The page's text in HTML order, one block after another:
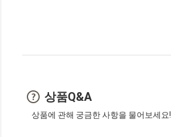
상품Q&A
상품에 관해 궁금한 사항을 물어보세요!